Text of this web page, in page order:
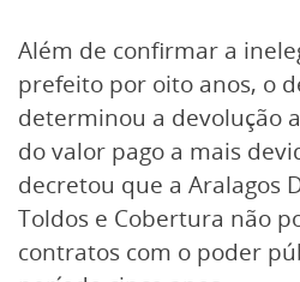
Além de confirmar a
prefeito por oito anos, o
determinou a devolução
do valor pago a mais
decretou que a Aralagos
Toldos e Cobertura não
contratos com o poder